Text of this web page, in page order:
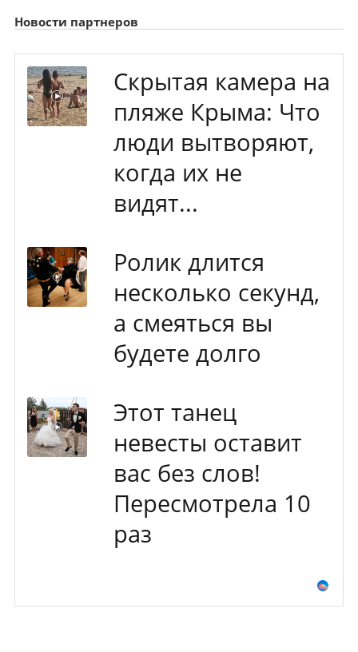
Новости партнеров
Скрытая камера на
пляже Крыма: Что
люди вытворяют,
когда их не
видят...
Ролик длится
несколько секунд,
а смеяться вы
будете долго
Этот танец
невесты оставит
вас без слов!
Пересмотрела 10
раз